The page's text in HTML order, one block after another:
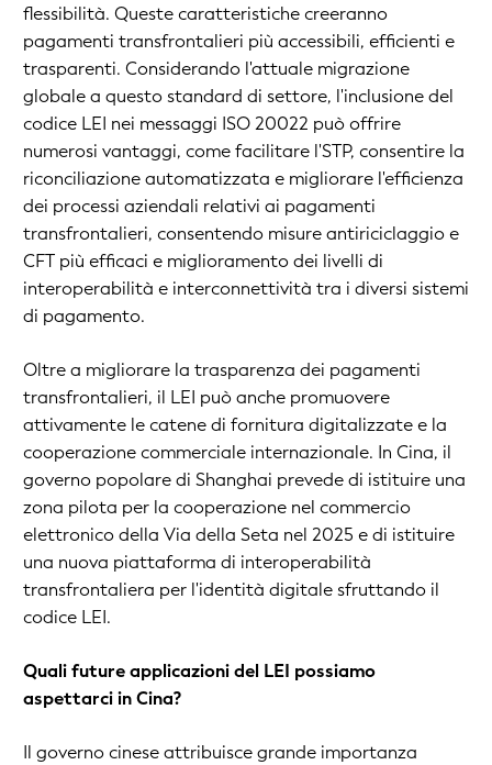
flessibilità. Queste caratteristiche creeranno
pagamenti transfrontalieri più accessibili, efficienti e
trasparenti. Considerando l'attuale migrazione
globale a questo standard di settore, l'inclusione del
codice LEI nei messaggi ISO 20022 può offrire
numerosi vantaggi, come facilitare l'STP, consentire la
riconciliazione automatizzata e migliorare l'efficienza
dei processi aziendali relativi ai pagamenti
transfrontalieri, consentendo misure antiriciclaggio e
CFT più efficaci e miglioramento dei livelli di
interoperabilità e interconnettività tra i diversi sistemi
di pagamento.
Oltre a migliorare la trasparenza dei pagamenti
transfrontalieri, il LEI può anche promuovere
attivamente le catene di fornitura digitalizzate e la
cooperazione commerciale internazionale. In Cina, il
governo popolare di Shanghai prevede di istituire una
zona pilota per la cooperazione nel commercio
elettronico della Via della Seta nel 2025 e di istituire
una nuova piattaforma di interoperabilità
transfrontaliera per l'identità digitale sfruttando il
codice LEI.
Quali future applicazioni del LEI possiamo
aspettarci in Cina?
Il governo cinese attribuisce grande importanza